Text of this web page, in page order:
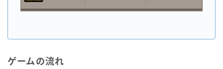
ゲームの流れ